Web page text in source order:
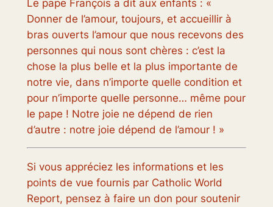
Le pape François a dit aux enfants : «
Donner de l’amour, toujours, et accueillir à
bras ouverts l’amour que nous recevons des
personnes qui nous sont chères : c’est la
chose la plus belle et la plus importante de
notre vie, dans n’importe quelle condition et
pour n’importe quelle personne… même pour
le pape ! Notre joie ne dépend de rien
d’autre : notre joie dépend de l’amour ! »
Si vous appréciez les informations et les
points de vue fournis par Catholic World
Report, pensez à faire un don pour soutenir